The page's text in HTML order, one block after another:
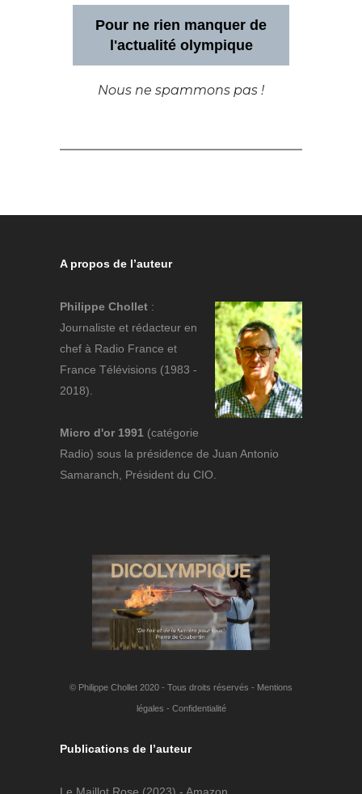
Pour ne rien manquer de
l'actualité olympique
Nous ne spammons pas !
A propos de l’auteur
Philippe Chollet :
Journaliste et rédacteur en
chef à Radio France et
France Télévisions (1983 -
2018).
Micro d'or 1991 (catégorie
Radio) sous la présidence de Juan Antonio
Samaranch, Président du CIO.
© Philippe Chollet 2020 - Tous droits réservés - Mentions
légales - Confidentialité
Publications de l’auteur
Le Maillot Rose (2023) - Amazon